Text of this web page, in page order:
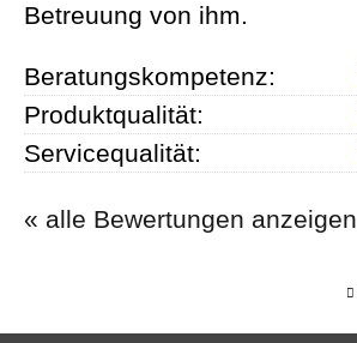
Betreuung von ihm.
Beratungskompetenz:
Produktqualität:
Servicequalität:
« alle Bewertungen anzeigen